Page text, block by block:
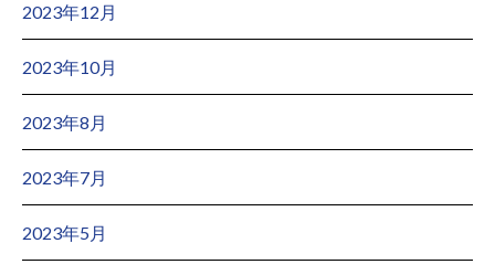
2023年12月
2023年10月
2023年8月
2023年7月
2023年5月